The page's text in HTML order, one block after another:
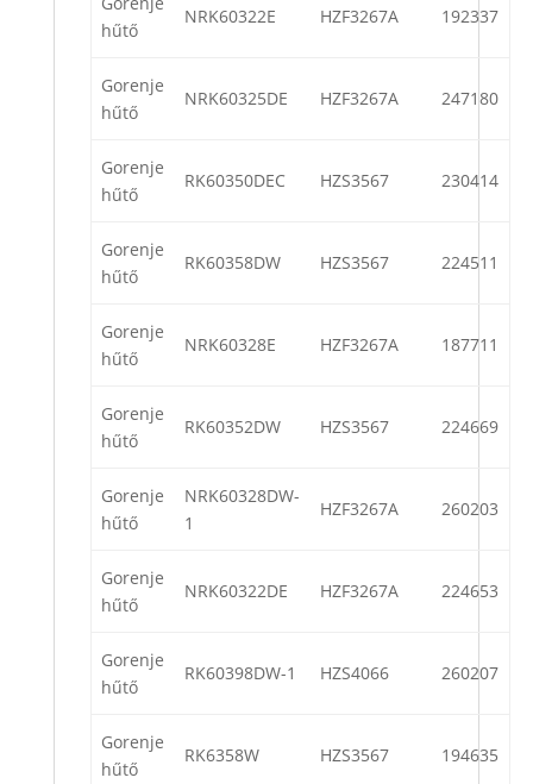
hűtő
NRK60322E HZF3267A 192337
Gorenje
hűtő
NRK60325DE HZF3267A 247180
Gorenje
hűtő
RK60350DEC HZS3567 230414
Gorenje
hűtő
RK60358DW HZS3567 224511
Gorenje
hűtő
NRK60328E HZF3267A 187711
Gorenje
hűtő
RK60352DW HZS3567 224669
Gorenje
hűtő
NRK60328DW-
1
HZF3267A 260203
Gorenje
hűtő
NRK60322DE HZF3267A 224653
Gorenje
hűtő
RK60398DW-1 HZS4066 260207
Gorenje
hűtő
RK6358W HZS3567 194635